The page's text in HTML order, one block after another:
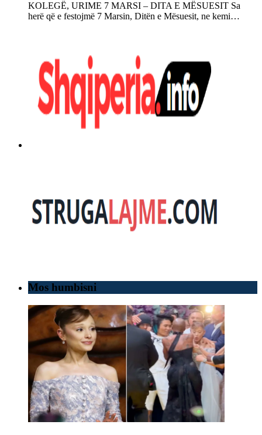
KOLEGË, URIME 7 MARSI – DITA E MËSUESIT Sa
herë që e festojmë 7 Marsin, Ditën e Mësuesit, ne kemi…
Mos humbisni